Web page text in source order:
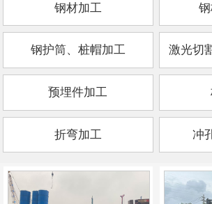
钢材加工
钢护筒、桩帽加工 激光切
预埋件加工
折弯加工 冲